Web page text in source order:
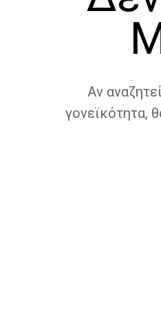
Αν
γονεϊκότητα,